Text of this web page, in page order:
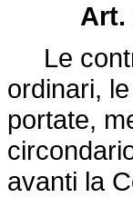
Art.
Le
ordinari,
portate,
avanti la